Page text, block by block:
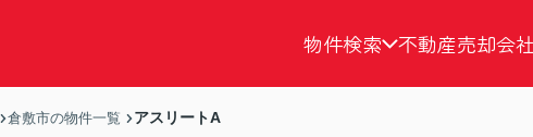
物件検索 不動産売却会
倉敷市の物件一覧 アスリートA